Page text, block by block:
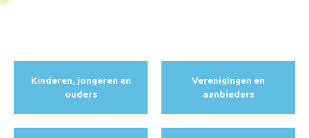
Kinderen, jongeren en
ouders
Verenigingen en
aanbieders